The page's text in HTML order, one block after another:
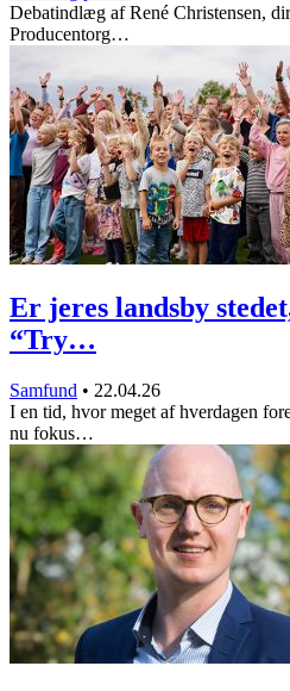
Debatindlæg af René Christensen,
Producentorg…
Er jeres landsby
“Try…
Samfund • 22.04.26
I en tid, hvor meget af hverdagen
nu fokus…